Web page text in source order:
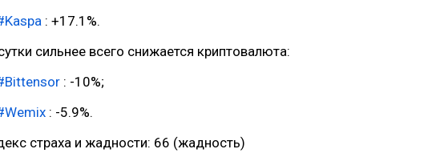
: +17.1%.
сильнее всего снижается криптовалюта:
: -10%;
: -5.9%.
страха и жадности: 66 (жадность)